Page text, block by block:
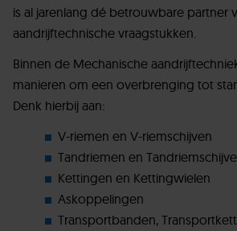
is al jarenlang dé betrouwbare partner
aandrijftechnische vraagstukken.
Binnen de Mechanische
manieren om een overbrenging tot
Denk hierbij aan:
V-riemen en V-riemschijven
Tandriemen en
Kettingen en Kettingwielen
Askoppelingen
Transportbanden,